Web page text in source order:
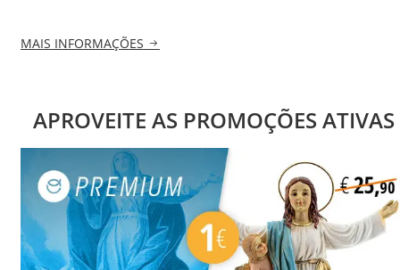
MAIS INFORMAÇÕES
APROVEITE AS PROMOÇÕES ATIVAS